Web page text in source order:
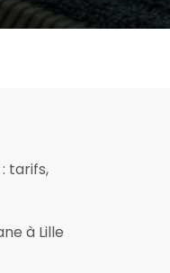
tarifs,
à Lille